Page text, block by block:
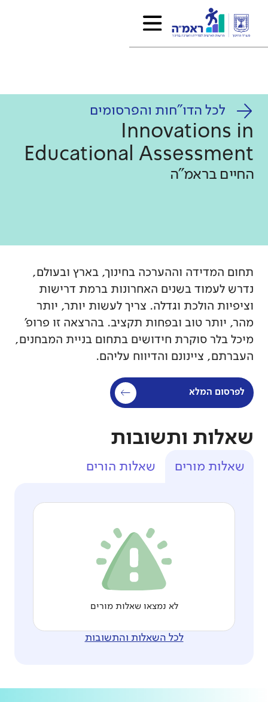
לכל הדו"חות והפרסומים
Innovations in
Educational Assessment
החיים בראמ"ה
תחום המדידה וההערכה בחינוך, בארץ ובעולם,
נדרש לעמוד בשנים האחרונות ברמת דרישות
וציפיות הולכת וגדלה. צריך לעשות יותר, יותר
מהר, יותר טוב ובפחות תקציב. בהרצאה זו פרופ'
מיכל בלר סוקרת חידושים בתחום בניית המבחנים,
העברתם, ציינונם והדיווח עליהם.
לפרסום המלא
שאלות ותשובות
שאלות מורים שאלות הורים
לא נמצאו שאלות מורים
לכל השאלות והתשובות